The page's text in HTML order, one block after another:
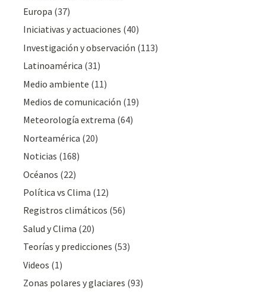
Europa (37)
Iniciativas y actuaciones (40)
Investigación y observación (113)
Latinoamérica (31)
Medio ambiente (11)
Medios de comunicación (19)
Meteorologí­a extrema (64)
Norteamérica (20)
Noticias (168)
Océanos (22)
Polí­tica vs Clima (12)
Registros climáticos (56)
Salud y Clima (20)
Teorías y predicciones (53)
Videos (1)
Zonas polares y glaciares (93)